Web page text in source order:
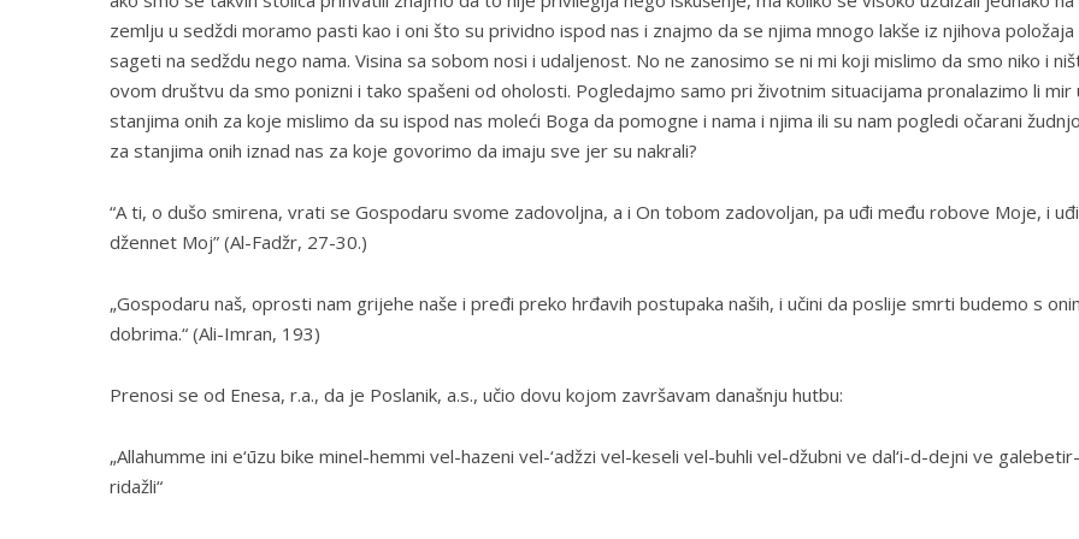
zemlju u sedždi moramo pasti kao i oni što su prividno ispod nas i znajmo da se njima mnogo lakše iz njihova položaja
sageti na sedždu nego nama. Visina sa sobom nosi i udaljenost. No ne zanosimo se ni mi koji mislimo da smo niko i
ovom društvu da smo ponizni i tako spašeni od oholosti. Pogledajmo samo pri životnim situacijama pronalazimo li mir
stanjima onih za koje mislimo da su ispod nas moleći Boga da pomogne i nama i njima ili su nam pogledi očarani
za stanjima onih iznad nas za koje govorimo da imaju sve jer su nakrali?
“A ti, o dušo smirena, vrati se Gospodaru svome zadovoljna, a i On tobom zadovoljan, pa uđi među robove Moje, i
džennet Moj” (Al-Fadžr, 27-30.)
„Gospodaru naš, oprosti nam grijehe naše i pređi preko hrđavih postupaka naših, i učini da poslije smrti budemo s
dobrima.“ (Ali-Imran, 193)
Prenosi se od Enesa, r.a., da je Poslanik, a.s., učio dovu kojom završavam današnju hutbu:
„Allahumme ini e‘ūzu bike minel-hemmi vel-hazeni vel-‘adžzi vel-keseli vel-buhli vel-džubni ve dal‘i-d-dejni ve galebetir-
ridažli“